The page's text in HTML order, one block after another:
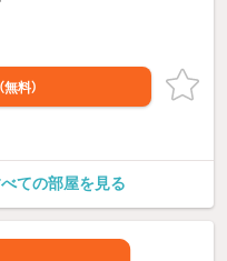
（無料）
ての部屋を見る